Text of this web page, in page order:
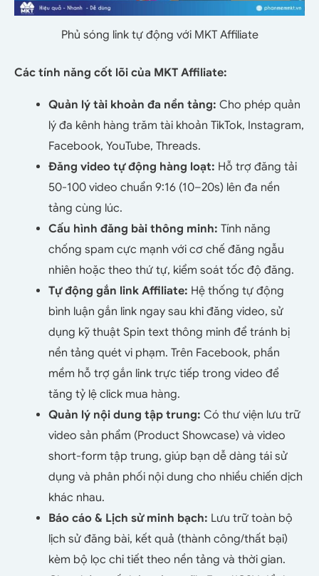
Phủ sóng link tự động với MKT Affiliate
Các tính năng cốt lõi của MKT Affiliate:
Quản lý tài khoản đa nền tảng: Cho phép quản
lý đa kênh hàng trăm tài khoản TikTok, Instagram,
Facebook, YouTube, Threads.
Đăng video tự động hàng loạt: Hỗ trợ đăng tải
50-100 video chuẩn 9:16 (10–20s) lên đa nền
tảng cùng lúc.
Cấu hình đăng bài thông minh: Tính năng
chống spam cực mạnh với cơ chế đăng ngẫu
nhiên hoặc theo thứ tự, kiểm soát tốc độ đăng.
Tự động gắn link Affiliate: Hệ thống tự động
bình luận gắn link ngay sau khi đăng video, sử
dụng kỹ thuật Spin text thông minh để tránh bị
nền tảng quét vi phạm. Trên Facebook, phần
mềm hỗ trợ gắn link trực tiếp trong video để
tăng tỷ lệ click mua hàng.
Quản lý nội dung tập trung: Có thư viện lưu trữ
video sản phẩm (Product Showcase) và video
short-form tập trung, giúp bạn dễ dàng tái sử
dụng và phân phối nội dung cho nhiều chiến dịch
khác nhau.
Báo cáo & Lịch sử minh bạch: Lưu trữ toàn bộ
lịch sử đăng bài, kết quả (thành công/thất bại)
kèm bộ lọc chi tiết theo nền tảng và thời gian.